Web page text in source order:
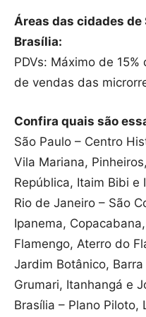
Áreas das cidades de
Brasília:
PDVs: Máximo de
de vendas das
Confira quais são
São Paulo – Centro
Vila Mariana,
República, Itaim Bibi e
Rio de Janeiro – São
Ipanema,
Flamengo, Aterro do
Jardim Botânico,
Grumari, Itanhangá e
Brasília – Plano Piloto,